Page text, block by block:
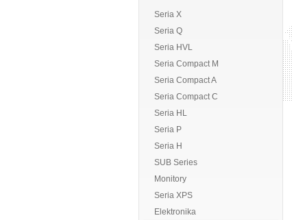
Seria X
Seria Q
Seria HVL
Seria Compact M
Seria Compact A
Seria Compact C
Seria HL
Seria P
Seria H
SUB Series
Monitory
Seria XPS
Elektronika